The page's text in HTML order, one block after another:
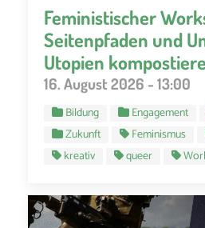
Feministischer
Seitenpfaden und
Utopien
16. August 2026 - 13:00
Bildung Engagement
Zukunft
Feminismus
kreativ
queer